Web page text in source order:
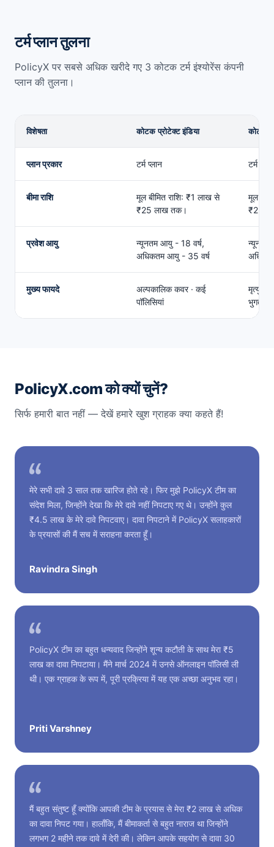
टर्म प्लान तुलना
PolicyX पर सबसे अधिक खरीदे गए 3 कोटक टर्म इंश्योरेंस कंपनी
प्लान की तुलना।
विशेषता कोटक प्रोटेक्ट इंडिया कोटक
प्लान प्रकार टर्म प्लान टर्म प्लान
बीमा राशि
मूल बीमित राशि: ₹1 लाख से
₹25 लाख तक।
मूल
₹25
प्रवेश आयु
न्यूनतम आयु - 18 वर्ष,
अधिकतम आयु - 35 वर्ष
न्यूनतम
मुख्य फायदे
अल्पकालिक कवर · कई
पॉलिसियां
मृत्यु
भुगतान
PolicyX.com को क्यों चुनें?
सिर्फ हमारी बात नहीं — देखें हमारे खुश ग्राहक क्या कहते हैं!
मेरे सभी दावे 3 साल तक खारिज होते रहे। फिर मुझे PolicyX टीम का
संदेश मिला, जिन्होंने देखा कि मेरे दावे नहीं निपटाए गए थे। उन्होंने कुल
₹4.5 लाख के मेरे दावे निपटवाए। दावा निपटाने में PolicyX सलाहकारों
के प्रयासों की मैं सच में सराहना करता हूँ।
Ravindra Singh
PolicyX टीम का बहुत धन्यवाद जिन्होंने शून्य कटौती के साथ मेरा ₹5
लाख का दावा निपटाया। मैंने मार्च 2024 में उनसे ऑनलाइन पॉलिसी ली
थी। एक ग्राहक के रूप में, पूरी प्रक्रिया में यह एक अच्छा अनुभव रहा।
Priti Varshney
मैं बहुत संतुष्ट हूँ क्योंकि आपकी टीम के प्रयास से मेरा ₹2 लाख से अधिक
का दावा निपट गया। हालाँकि, मैं बीमाकर्ता से बहुत नाराज था जिन्होंने
लगभग 2 महीने तक दावे में देरी की। लेकिन आपके सहयोग से दावा 30